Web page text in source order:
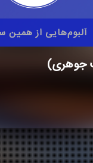
آلبوم‌هایی از همین
جوهری)